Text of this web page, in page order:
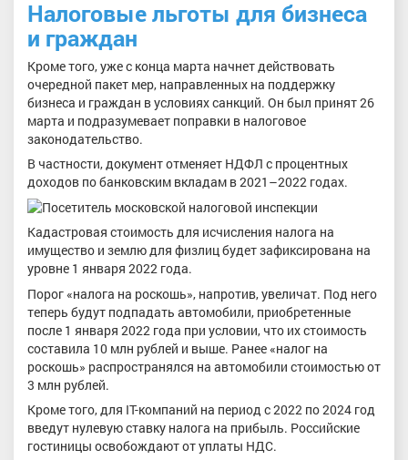
Налоговые льготы для бизнеса
и граждан
Кроме того, уже с конца марта начнет действовать
очередной пакет мер, направленных на поддержку
бизнеса и граждан в условиях санкций. Он был принят 26
марта и подразумевает поправки в налоговое
законодательство.
В частности, документ отменяет НДФЛ с процентных
доходов по банковским вкладам в 2021–2022 годах.
Кадастровая стоимость для исчисления налога на
имущество и землю для физлиц будет зафиксирована на
уровне 1 января 2022 года.
Порог «налога на роскошь», напротив, увеличат. Под него
теперь будут подпадать автомобили, приобретенные
после 1 января 2022 года при условии, что их стоимость
составила 10 млн рублей и выше. Ранее «налог на
роскошь» распространялся на автомобили стоимостью от
3 млн рублей.
Кроме того, для IT-компаний на период с 2022 по 2024 год
введут нулевую ставку налога на прибыль. Российские
гостиницы освобождают от уплаты НДС.